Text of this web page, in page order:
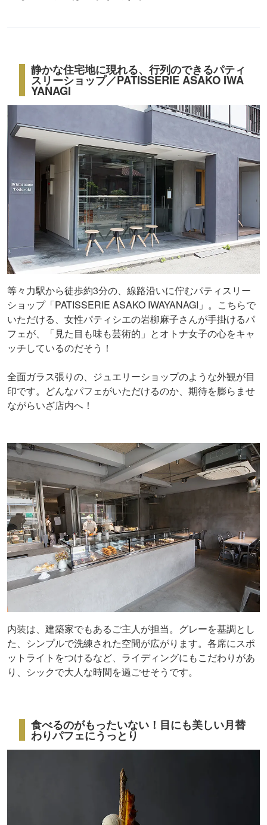
静かな住宅地に現れる、行列のできるパティ
スリーショップ／PATISSERIE ASAKO IWA
YANAGI
等々力駅から徒歩約3分の、線路沿いに佇むパティスリー
ショップ「PATISSERIE ASAKO IWAYANAGI」。こちらで
いただける、女性パティシエの岩柳麻子さんが手掛けるパ
フェが、「見た目も味も芸術的」とオトナ女子の心をキャ
ッチしているのだそう！
全面ガラス張りの、ジュエリーショップのような外観が目
印です。どんなパフェがいただけるのか、期待を膨らませ
ながらいざ店内へ！
内装は、建築家でもあるご主人が担当。グレーを基調とし
た、シンプルで洗練された空間が広がります。各席にスポ
ットライトをつけるなど、ライディングにもこだわりがあ
り、シックで大人な時間を過ごせそうです。
食べるのがもったいない！目にも美しい月替
わりパフェにうっとり